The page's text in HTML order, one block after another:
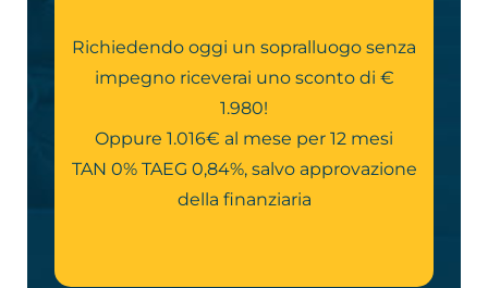
Richiedendo oggi un sopralluogo senza
impegno riceverai uno sconto di €
1.980!
Oppure 1.016€ al mese per 12 mesi
TAN 0% TAEG 0,84%, salvo approvazione
della finanziaria